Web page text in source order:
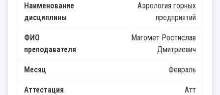
Аэрология горных
предприятий
Магомет Ростислав
Дмитриевич
Февраль
Атт